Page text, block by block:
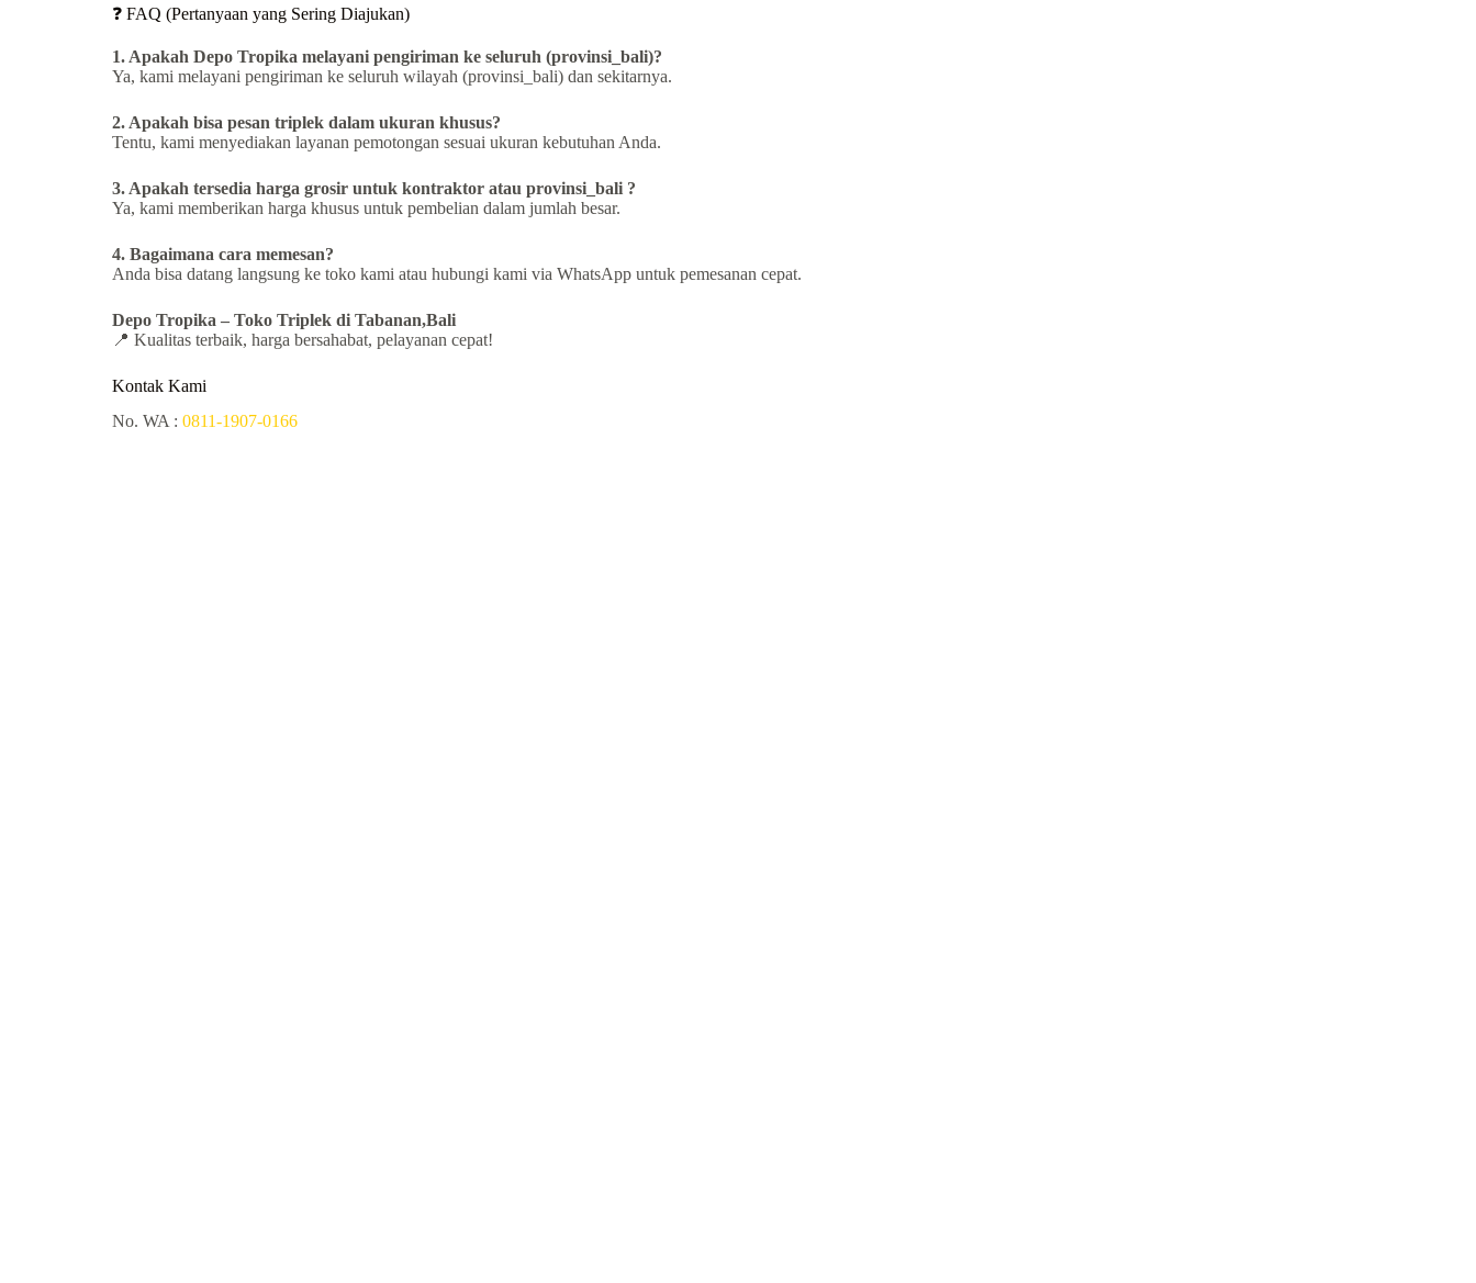
❓ FAQ (Pertanyaan yang Sering Diajukan)
1. Apakah Depo Tropika melayani pengiriman ke seluruh (provinsi_bali)?
Ya, kami melayani pengiriman ke seluruh wilayah (provinsi_bali) dan sekitarnya.
2. Apakah bisa pesan triplek dalam ukuran khusus?
Tentu, kami menyediakan layanan pemotongan sesuai ukuran kebutuhan Anda.
3. Apakah tersedia harga grosir untuk kontraktor atau provinsi_bali ?
Ya, kami memberikan harga khusus untuk pembelian dalam jumlah besar.
4. Bagaimana cara memesan?
Anda bisa datang langsung ke toko kami atau hubungi kami via WhatsApp untuk pemesanan cepat.
Depo Tropika – Toko Triplek di Tabanan,Bali
📍 Kualitas terbaik, harga bersahabat, pelayanan cepat!
Kontak Kami
No. WA : 0811-1907-0166